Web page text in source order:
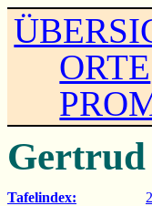
ORTE
Gertrud
Tafelindex: